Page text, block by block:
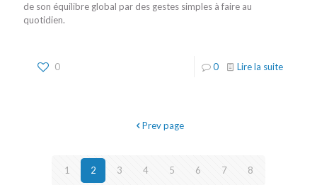
de son équilibre global par des gestes simples à faire au
quotidien.
0 0 Lire la suite
Prev page
1 2 3 4 5 6 7 8